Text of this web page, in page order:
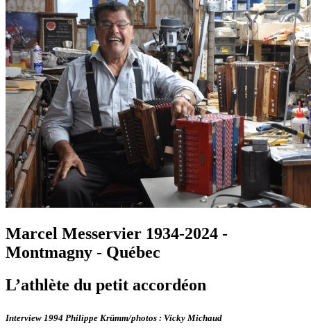
Marcel Messervier 1934-2024 -
Montmagny - Québec
L’athlète du petit accordéon
Interview 1994 Philippe Krümm/photos : Vicky Michaud